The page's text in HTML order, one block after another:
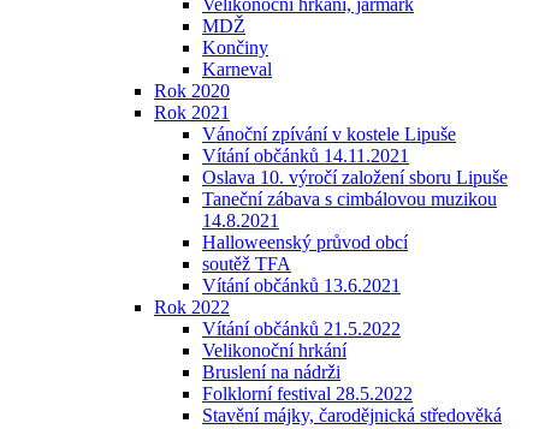
Velikonoční hrkání, jarmark
MDŽ
Končiny
Karneval
Rok 2020
Rok 2021
Vánoční zpívání v kostele Lipuše
Vítání občánků 14.11.2021
Oslava 10. výročí založení sboru Lipuše
Taneční zábava s cimbálovou muzikou
14.8.2021
Halloweenský průvod obcí
soutěž TFA
Vítání občánků 13.6.2021
Rok 2022
Vítání občánků 21.5.2022
Velikonoční hrkání
Bruslení na nádrži
Folklorní festival 28.5.2022
Stavění májky, čarodějnická středověká